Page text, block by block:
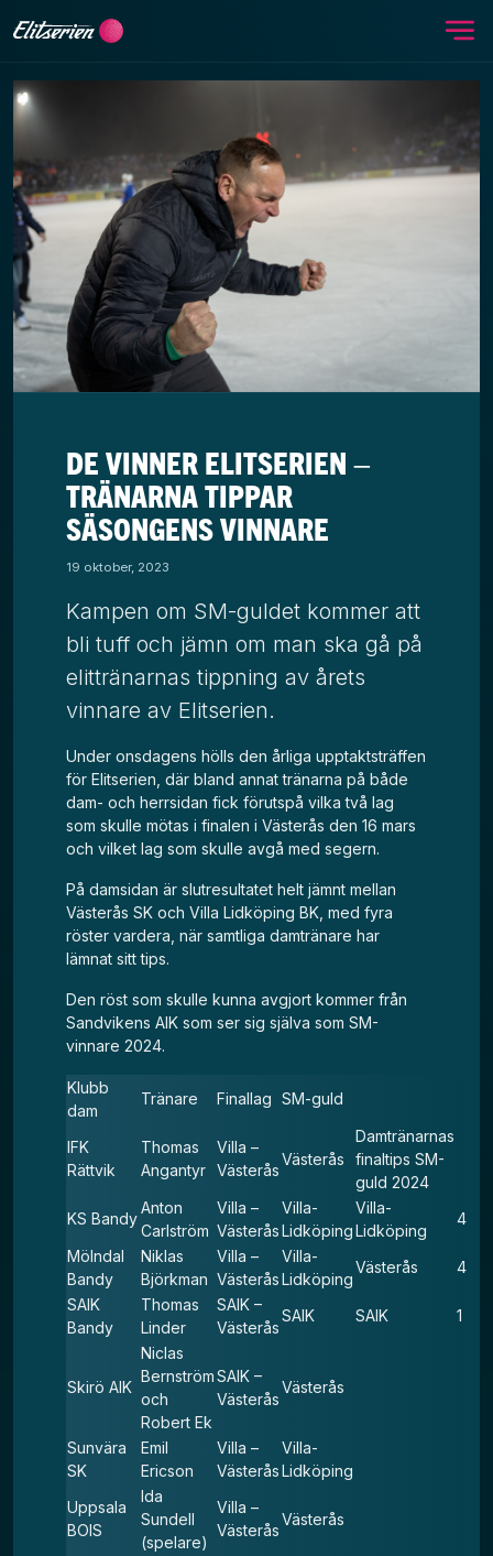
DE VINNER ELITSERIEN –
TRÄNARNA TIPPAR
SÄSONGENS VINNARE
19 oktober, 2023
Kampen om SM-guldet kommer att
bli tuff och jämn om man ska gå på
elittränarnas tippning av årets
vinnare av Elitserien.
Under onsdagens hölls den årliga upptaktsträffen
för Elitserien, där bland annat tränarna på både
dam- och herrsidan fick förutspå vilka två lag
som skulle mötas i finalen i Västerås den 16 mars
och vilket lag som skulle avgå med segern.
På damsidan är slutresultatet helt jämnt mellan
Västerås SK och Villa Lidköping BK, med fyra
röster vardera, när samtliga damtränare har
lämnat sitt tips.
Den röst som skulle kunna avgjort kommer från
Sandvikens AIK som ser sig själva som SM-
vinnare 2024.
Klubb
dam
Tränare Finallag SM-guld
IFK
Rättvik
Thomas
Angantyr
Villa –
Västerås
Västerås
Damtränarnas
finaltips SM-
guld 2024
KS Bandy
Anton
Carlström
Villa –
Västerås
Villa-
Lidköping
Villa-
Lidköping
4
Mölndal
Bandy
Niklas
Björkman
Villa –
Västerås
Villa-
Lidköping
Västerås
4
SAIK
Bandy
Thomas
Linder
SAIK –
Västerås
SAIK SAIK 1
Skirö AIK
Niclas
Bernström
och
Robert Ek
SAIK –
Västerås
Västerås
Sunvära
SK
Emil
Ericson
Villa –
Västerås
Villa-
Lidköping
Uppsala
BOIS
Ida
Sundell
(spelare)
Villa –
Västerås
Västerås